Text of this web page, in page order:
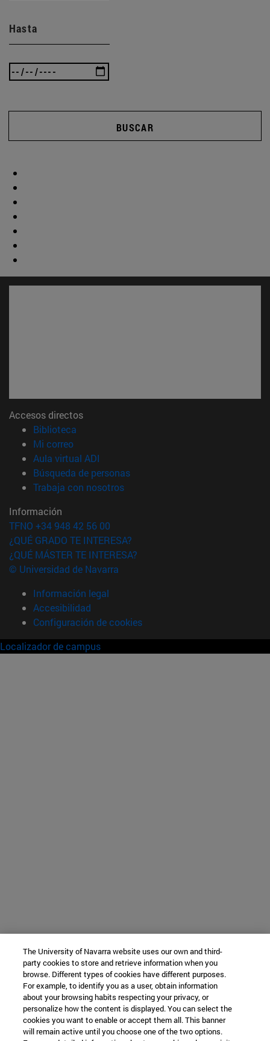
Hasta
BUSCAR
Accesos directos
Biblioteca
Mi correo(abre en nueva ventana)
Aula virtual ADI
Búsqueda de personas(abre en nueva ventana)
Trabaja con nosotros(abre en nueva ventana)
Información
TFNO +34 948 42 56 00
¿QUÉ GRADO TE INTERESA?
¿QUÉ MÁSTER TE INTERESA?
© Universidad de Navarra
Información legal
Accesibilidad
Configuración de cookies
Localizador de campus
The University of Navarra website uses our own and third-
party cookies to store and retrieve information when you
browse. Different types of cookies have different purposes.
For example, to identify you as a user, obtain information
about your browsing habits respecting your privacy, or
personalize how the content is displayed. You can select the
cookies you want to enable or accept them all. This banner
will remain active until you choose one of the two options.